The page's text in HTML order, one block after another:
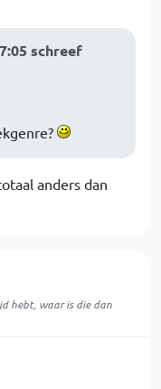
schreef
anders dan
hebt, waar is die dan